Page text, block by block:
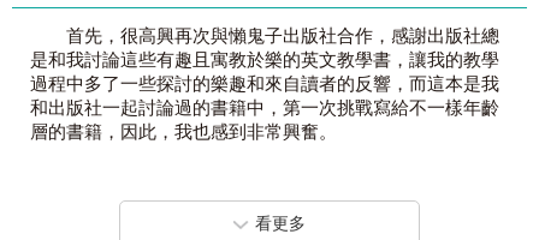
曾經想要學好英文，卻屢屢失敗嗎？運用零碎時間，找到學
習關鍵，也能簡單打好英文基礎，電視上的台詞漸漸都能聽
懂！
六個Q&A，釐清自己的英文學習需求！
Q｜老是覺得英文書的字好小？
A｜30歲，好輕鬆：把全書字體都改大一點點，讀起來清晰
讀時不吃力，才是真正的省力！
Chapter 3 School Life 學校生活
UNIT 01 How to select courses? 要怎麼選課呢？
UNIT 02 How to prepare tests? 要怎麼準備考試？
UNIT 03 Let’s go to the library! 一起去圖書館！
UNIT 04 Where is the International Student Center? 國際學生中
首先，很高興再次與懶鬼子出版社合作，感謝出版社總
是和我討論這些有趣且寓教於樂的英文教學書，讓我的教學
過程中多了一些探討的樂趣和來自讀者的反響，而這本是我
和出版社一起討論過的書籍中，第一次挑戰寫給不一樣年齡
層的書籍，因此，我也感到非常興奮。
年輕的臉孔，鮮少能以其他不一樣角度去思考的時候。這次
承蒙出版社邀約，著手進行這本給30 歲大人的英文書，是一
看更多